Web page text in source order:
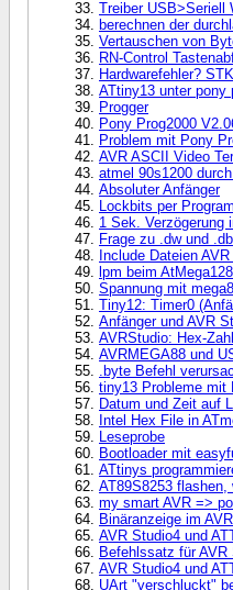
Treiber USB>Seriell
berechnen der
Vertauschen von
RN-Control
Hardwarefehler?
ATtiny13 unter pony
Progger
Pony Prog2000
Problem mit Pony
AVR ASCII Video
atmel 90s1200
Absoluter Anfänger
Lockbits per
1 Sek. Verzögerung
Frage zu .dw und .db
Include Dateien
lpm beim
Spannung mit
Tiny12: Timer0
Anfänger und AVR
AVRStudio: Hex-
AVRMEGA88 und
.byte Befehl
tiny13 Probleme mit
Datum und Zeit auf
Intel Hex File in
Leseprobe
Bootloader mit
ATtinys
AT89S8253 flashen,
my smart AVR =>
Binäranzeige im
AVR Studio4 und
Befehlssatz für AVR
AVR Studio4 und
UArt "verschluckt"